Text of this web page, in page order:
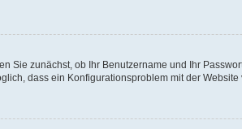
Sie zunächst, ob Ihr Benutzername und Ihr
dass ein Konfigurationsproblem mit der